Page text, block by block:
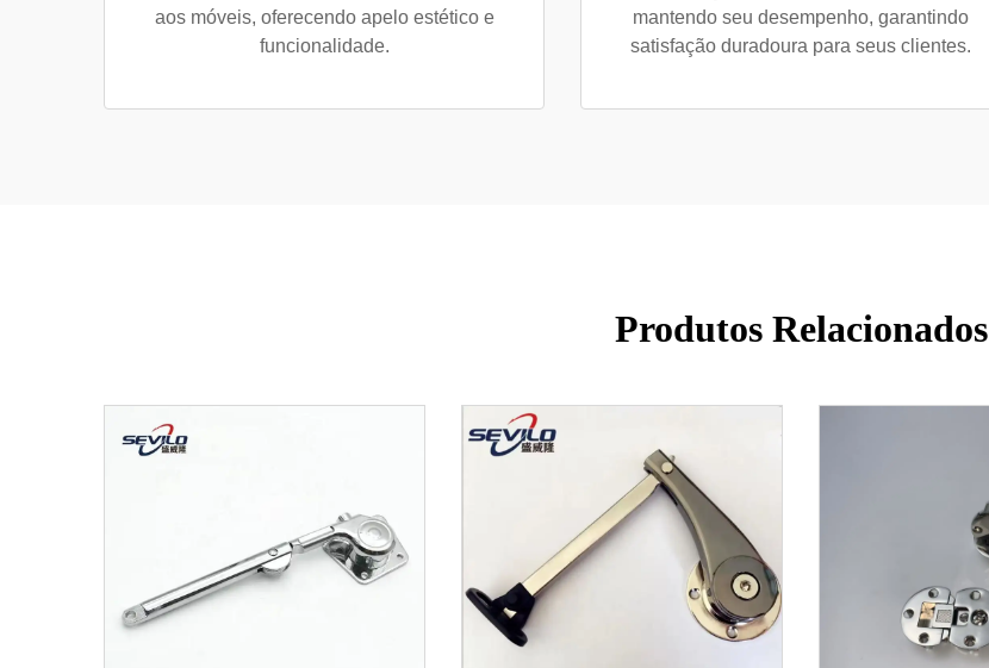
aos móveis, oferecendo apelo estético e
funcionalidade.
mantendo seu desempenho, garantindo
satisfação duradoura para seus clientes.
Produtos Relacionados